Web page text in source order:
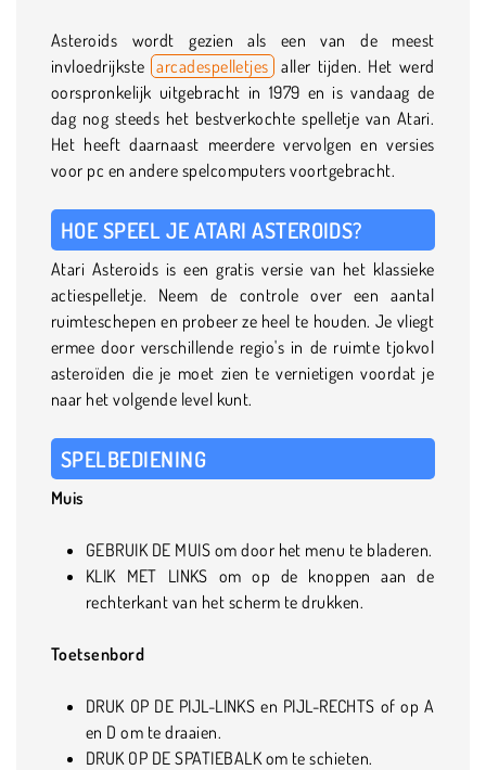
Asteroids wordt gezien als een van de meest
invloedrijkste arcadespelletjes aller tijden. Het werd
oorspronkelijk uitgebracht in 1979 en is vandaag de
dag nog steeds het bestverkochte spelletje van Atari.
Het heeft daarnaast meerdere vervolgen en versies
voor pc en andere spelcomputers voortgebracht.
HOE SPEEL JE ATARI ASTEROIDS?
Atari Asteroids is een gratis versie van het klassieke
actiespelletje. Neem de controle over een aantal
ruimteschepen en probeer ze heel te houden. Je vliegt
ermee door verschillende regio's in de ruimte tjokvol
asteroïden die je moet zien te vernietigen voordat je
naar het volgende level kunt.
SPELBEDIENING
Muis
GEBRUIK DE MUIS om door het menu te bladeren.
KLIK MET LINKS om op de knoppen aan de
rechterkant van het scherm te drukken.
Toetsenbord
DRUK OP DE PIJL-LINKS en PIJL-RECHTS of op A
en D om te draaien.
DRUK OP DE SPATIEBALK om te schieten.